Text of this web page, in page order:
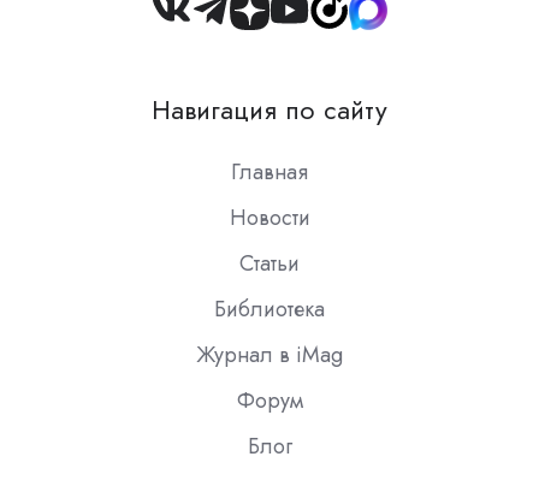
Join
Slack
Навигация по сайту
Главная
Новости
Статьи
Библиотека
Журнал в iMag
Форум
Блог